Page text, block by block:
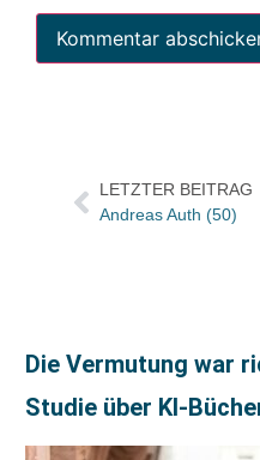
LETZTER BEITRAG
Andreas Auth (50)
Die Vermutung war
Studie über KI-